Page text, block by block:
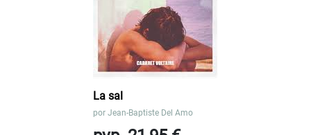
La sal
por Jean-Baptiste Del Amo